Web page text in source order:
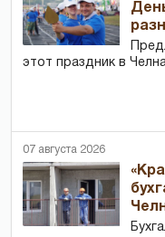
этот праздник в
07 августа 2026